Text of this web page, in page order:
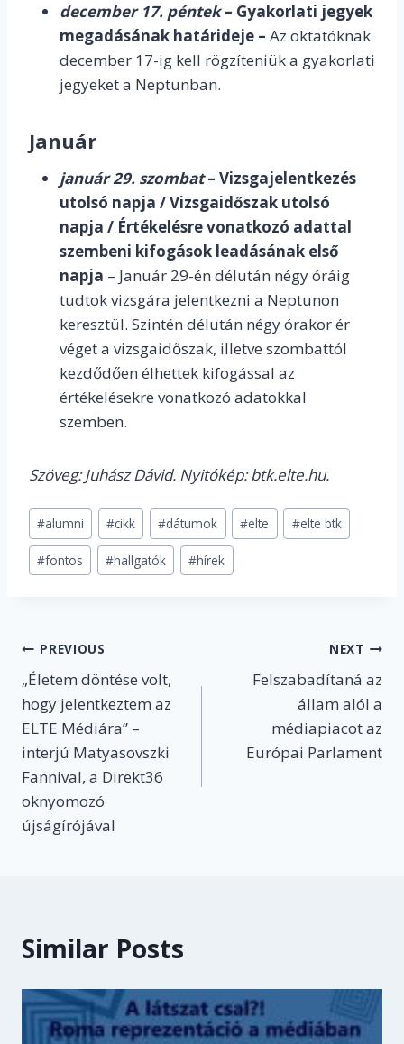
december 17. péntek– Gyakorlati jegyek
megadásának határideje – Az oktatóknak
december 17-ig kell rögzíteniük a gyakorlati
jegyeket a Neptunban.
Január
január 29. szombat– Vizsgajelentkezés
utolsó napja / Vizsgaidőszak utolsó
napja / Értékelésre vonatkozó adattal
szembeni kifogások leadásának első
napja – Január 29-én délután négy óráig
tudtok vizsgára jelentkezni a Neptunon
keresztül. Szintén délután négy órakor ér
véget a vizsgaidőszak, illetve szombattól
kezdődően élhettek kifogással az
értékelésekre vonatkozó adatokkal
szemben.
Szöveg: Juhász Dávid. Nyitókép: btk.elte.hu.
Post
Tags:
#alumni #cikk #dátumok #elte #elte btk
#fontos #hallgatók #hírek
Post
navigation
PREVIOUS
„Életem döntése volt,
hogy jelentkeztem az
ELTE Médiára” –
interjú Matyasovszki
Fannival, a Direkt36
oknyomozó
újságírójával
NEXT
Felszabadítaná az
állam alól a
médiapiacot az
Európai Parlament
Similar Posts